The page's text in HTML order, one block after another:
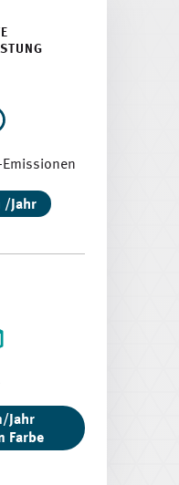
Emissionen
/Jahr
Jahr
Farbe